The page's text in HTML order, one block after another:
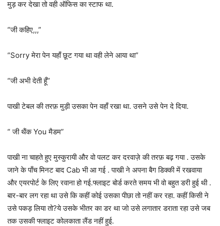
मुड़ कर देखा तो वही ऑफिस का स्टाफ था.
“जी कहिए,,,”
“Sorry मेरा पेन यहाँ छूट गया था वही लेने आया था”
“जी अभी देती हूँ”
पाखी टेबल की तरफ़ मुड़ी उसका पेन वहाँ रखा था. उसने उसे पेन दे दिया.
“ जी थैंक You मैडम”
पाखी ना चाहते हुए मुस्कुरायी और वो पलट कर दरवाज़े की तरफ़ बढ़ गया . उसके
जाने के पाँच मिनट बाद Cab भी आ गई . पाखी ने अपना बैग डिक्की में रखवाया
और एयरपोर्ट के लिए रवाना हो गई.फ्लाइट बोर्ड करते समय भी वो बहुत डरी हुई थी .
बार-बार लग रहा था उसे कि कहीं कोई उसका पीछा तो नहीं कर रहा. कहीं किसी ने
उसे पकड़ लिया तो?ये उसके भीतर का डर था जो उसे लगातार डराता रहा उसे जब
तक उसकी फ्लाइट कोलकाता लैंड नहीं हुई.